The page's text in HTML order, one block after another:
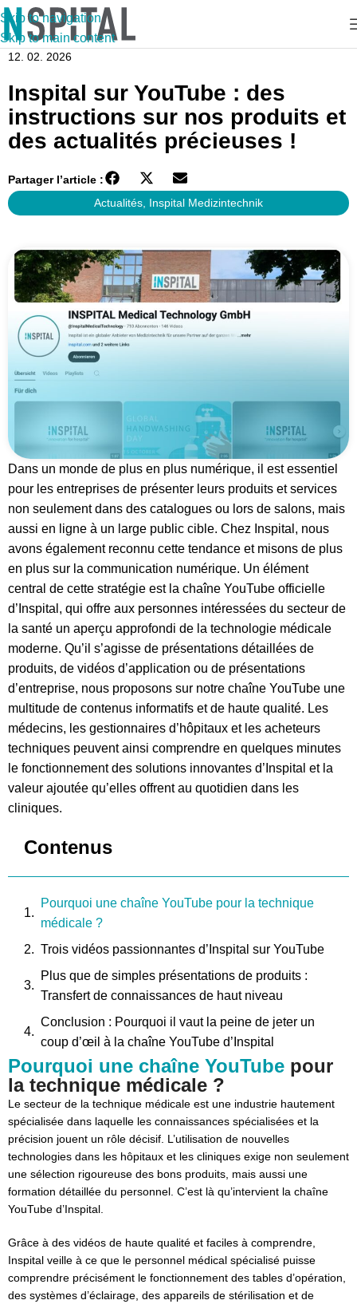
Skip to navigation
Skip to main content
12. 02. 2026
Inspital sur YouTube : des
instructions sur nos produits et
des actualités précieuses !
Partager l’article :
Actualités, Inspital Medizintechnik
Dans un monde de plus en plus numérique, il est essentiel
pour les entreprises de présenter leurs produits et services
non seulement dans des catalogues ou lors de salons, mais
aussi en ligne à un large public cible. Chez Inspital, nous
avons également reconnu cette tendance et misons de plus
en plus sur la communication numérique. Un élément
central de cette stratégie est la chaîne YouTube officielle
d’Inspital, qui offre aux personnes intéressées du secteur de
la santé un aperçu approfondi de la technologie médicale
moderne. Qu’il s’agisse de présentations détaillées de
produits, de vidéos d’application ou de présentations
d’entreprise, nous proposons sur notre chaîne YouTube une
multitude de contenus informatifs et de haute qualité. Les
médecins, les gestionnaires d’hôpitaux et les acheteurs
techniques peuvent ainsi comprendre en quelques minutes
le fonctionnement des solutions innovantes d’Inspital et la
valeur ajoutée qu’elles offrent au quotidien dans les
cliniques.
Contenus
Pourquoi une chaîne YouTube pour la technique
médicale ?
Trois vidéos passionnantes d’Inspital sur YouTube
Plus que de simples présentations de produits :
Transfert de connaissances de haut niveau
Conclusion : Pourquoi il vaut la peine de jeter un
coup d’œil à la chaîne YouTube d’Inspital
Pourquoi une chaîne YouTube pour
la technique médicale ?
Le secteur de la technique médicale est une industrie hautement
spécialisée dans laquelle les connaissances spécialisées et la
précision jouent un rôle décisif. L’utilisation de nouvelles
technologies dans les hôpitaux et les cliniques exige non seulement
une sélection rigoureuse des bons produits, mais aussi une
formation détaillée du personnel. C’est là qu’intervient la chaîne
YouTube d’Inspital.
Grâce à des vidéos de haute qualité et faciles à comprendre,
Inspital veille à ce que le personnel médical spécialisé puisse
comprendre précisément le fonctionnement des tables d’opération,
des systèmes d’éclairage, des appareils de stérilisation et de